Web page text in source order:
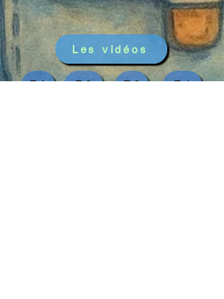
Les vidéos
E.1 E.2 E.3 E.4